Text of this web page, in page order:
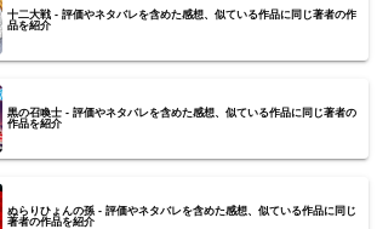
十二大戦 - 評価やネタバレを含めた感想、似ている作品に同じ著者の作
品を紹介
黒の召喚士 - 評価やネタバレを含めた感想、似ている作品に同じ著者の
作品を紹介
ぬらりひょんの孫 - 評価やネタバレを含めた感想、似ている作品に同じ
著者の作品を紹介